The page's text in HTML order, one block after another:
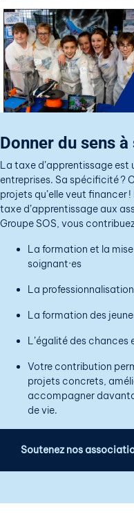
Donner du sens
La taxe d’apprentissage est
entreprises. Sa spécificité ?
projets qu’elle veut financer!
taxe d’apprentissage aux
Groupe SOS, vous
La formation et la mise
soignant·es
La
La formation des
L’égalité des chances
Votre contribution
projets concrets,
accompagner
de vie.
Soutenez nos